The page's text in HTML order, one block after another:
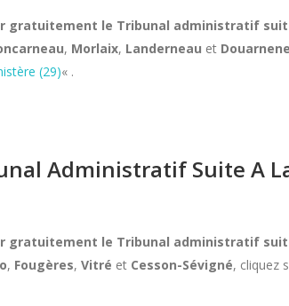
gratuitement le Tribunal administratif
, Morlaix, Landerneau et
(29)« .
Administratif Suite A
gratuitement le Tribunal administratif
, Fougères, Vitré et Cesson-Sévigné, cliquez